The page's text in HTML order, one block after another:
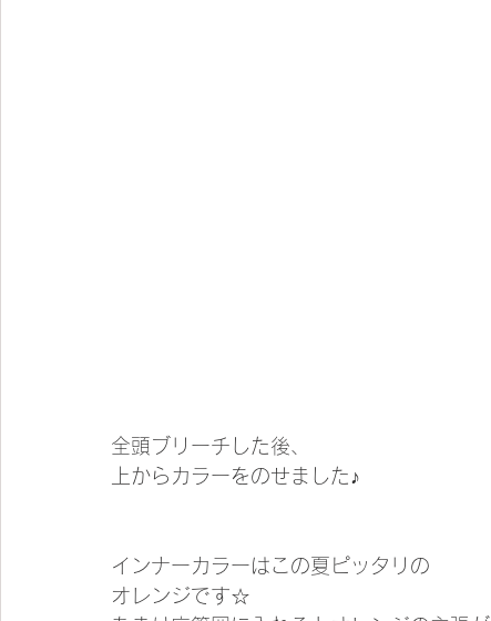
全頭ブリーチした後、
上からカラーをのせました♪
インナーカラーはこの夏ピッタリの
オレンジです☆